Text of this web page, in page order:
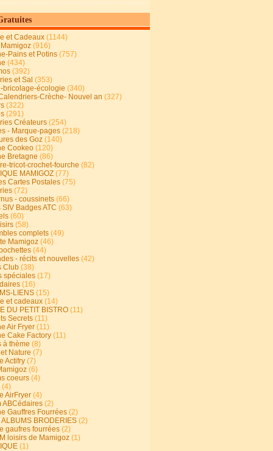
et Cadeaux (1144)
(916)
Pains et Potins (757)
(434)
(392)
et Sal (353)
bricolage-écologie (340)
Crèche- Nouvel an (327)
(322)
(291)
Créateurs (254)
- Marque-pages (218)
des Goz (140)
Cookeo (120)
Bretagne (86)
tricot-crochet-fourche (82)
MAMIGOZ (77)
Cartes Postales (75)
(72)
- coussinets (66)
Badges ATC (63)
(60)
(58)
complets (49)
Mamigoz (46)
(44)
- récits et nouvelles (42)
Club (38)
spéciales (17)
(16)
LIENS (15)
et cadeaux (14)
DU PETIT BISTRO (11)
Secrets (11)
Air Fryer (11)
Cake Factory (11)
à thème (8)
Nature (7)
Actifry (7)
(6)
coeurs (4)
(4)
AirFryer (4)
ABCédaires (2)
Gauffres Fourrées (2)
ALBUMS BRODERIES (2)
gaufres fourrées (2)
loisirs de Mamigoz (1)
(1)